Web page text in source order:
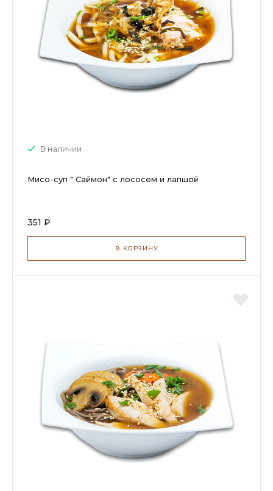
В наличии
Мисо-суп " Саймон" с лососем и лапшой
351 ₽
В КОРЗИНУ